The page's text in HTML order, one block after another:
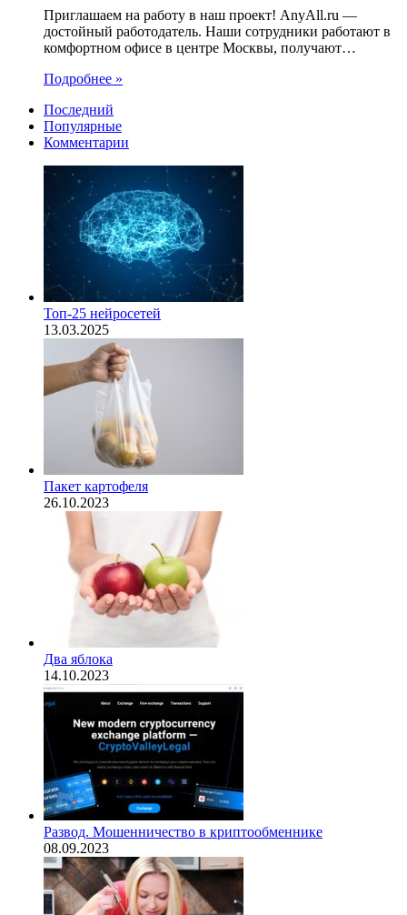
Приглашаем на работу в наш проект! AnyAll.ru —
достойный работодатель. Наши сотрудники работают в
комфортном офисе в центре Москвы, получают…
Подробнее »
Последний
Популярные
Комментарии
Топ-25 нейросетей
13.03.2025
Пакет картофеля
26.10.2023
Два яблока
14.10.2023
Развод. Мошенничество в криптообменнике
08.09.2023